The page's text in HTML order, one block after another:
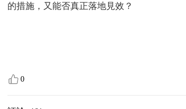
的措施，又能否真正落地見效？
0